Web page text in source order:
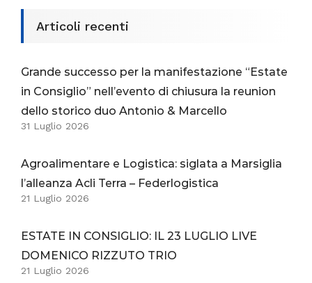
Articoli recenti
Grande successo per la manifestazione “Estate
in Consiglio” nell’evento di chiusura la reunion
dello storico duo Antonio & Marcello
31 Luglio 2026
Agroalimentare e Logistica: siglata a Marsiglia
l’alleanza Acli Terra – Federlogistica
21 Luglio 2026
ESTATE IN CONSIGLIO: IL 23 LUGLIO LIVE
DOMENICO RIZZUTO TRIO
21 Luglio 2026